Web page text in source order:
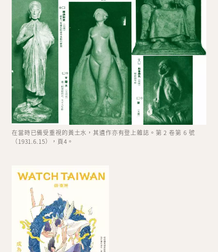
在當時已備受重視的黃土水，其遺作亦有登上雜誌。第 2 卷第 6 號
（1931.6.15），頁4。